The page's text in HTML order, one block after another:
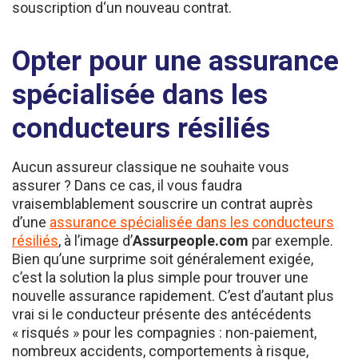
Opter pour une assurance
spécialisée dans les
conducteurs résiliés
assurer ? Dans ce cas, il vous faudra
vraisemblablement souscrire un contrat auprès
d’uneassurance spécialisée dans les conducteurs
résiliés, à l’image d’Assurpeople.com par exemple.
Bien qu’une surprime soit généralement exigée,
c’est la solution la plus simple pour trouver une
nouvelle assurance rapidement. C’est d’autant plus
vrai si le conducteur présente des antécédents
« risqués » pour les compagnies : non-paiement,
nombreux accidents, comportements à risque,
fausse déclaration, etc.